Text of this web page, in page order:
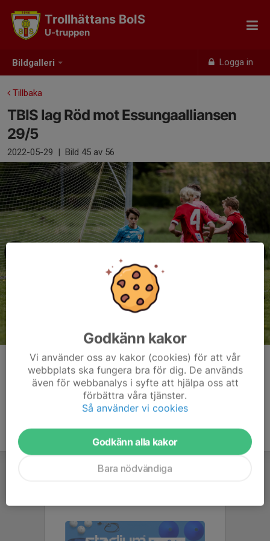
Bildgalleri Logga in
Trollhättans BoIS
U-truppen
Tillbaka
TBIS lag Röd mot Essungaalliansen
29/5
2022-05-29 | Bild 45 av 56
Kommentarer
Godkänn kakor
Vi använder oss av kakor (cookies) för att vår
webbplats ska fungera bra för dig. De används
även för webbanalys i syfte att hjälpa oss att
förbättra våra tjänster.
Så använder vi cookies
Godkänn alla kakor
Bara nödvändiga